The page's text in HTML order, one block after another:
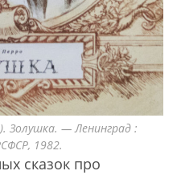
Золушка. — Ленинград :
1982.
сказок про